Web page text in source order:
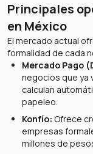
Principales
en México
El mercado actual
formalidad de cada
Mercado Pago
negocios que ya
calculan
papeleo.
Konfío: Ofrece
empresas
millones de